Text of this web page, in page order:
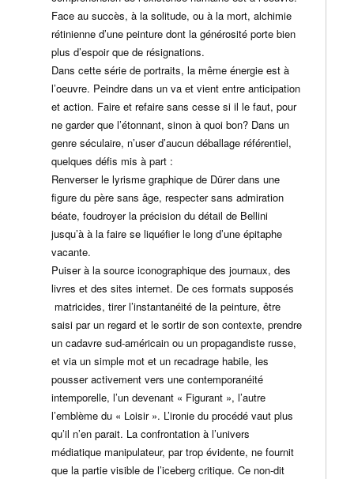
Face au succès, à la solitude, ou à la mort, alchimie
rétinienne d’une peinture dont la générosité porte bien
plus d’espoir que de résignations.
Dans cette série de portraits, la même énergie est à
l’oeuvre. Peindre dans un va et vient entre anticipation
et action. Faire et refaire sans cesse si il le faut, pour
ne garder que l’étonnant, sinon à quoi bon? Dans un
genre séculaire, n’user d’aucun déballage référentiel,
quelques défis mis à part :
Renverser le lyrisme graphique de Dürer dans une
figure du père sans âge, respecter sans admiration
béate, foudroyer la précision du détail de Bellini
jusqu’à à la faire se liquéfier le long d’une épitaphe
vacante.
Puiser à la source iconographique des journaux, des
livres et des sites internet. De ces formats supposés
matricides, tirer l’instantanéité de la peinture, être
saisi par un regard et le sortir de son contexte, prendre
un cadavre sud-américain ou un propagandiste russe,
et via un simple mot et un recadrage habile, les
pousser activement vers une contemporanéité
intemporelle, l’un devenant « Figurant », l’autre
l’emblème du « Loisir ». L’ironie du procédé vaut plus
qu’il n’en parait. La confrontation à l’univers
médiatique manipulateur, par trop évidente, ne fournit
que la partie visible de l’iceberg critique. Ce non-dit